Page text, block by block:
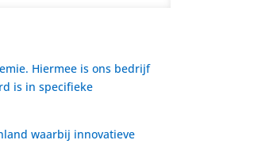
Hiermee is ons bedrijf
is in specifieke
waarbij innovatieve